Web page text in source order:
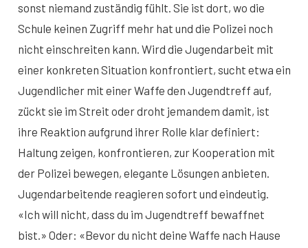
sonst niemand zuständig fühlt. Sie ist dort, wo die
Schule keinen Zugriff mehr hat und die Polizei noch
nicht einschreiten kann. Wird die Jugendarbeit mit
einer konkreten Situation konfrontiert, sucht etwa ein
Jugendlicher mit einer Waffe den Jugendtreff auf,
zückt sie im Streit oder droht jemandem damit, ist
ihre Reaktion aufgrund ihrer Rolle klar definiert:
Haltung zeigen, konfrontieren, zur Kooperation mit
der Polizei bewegen, elegante Lösungen anbieten.
Jugendarbeitende reagieren sofort und eindeutig.
«Ich will nicht, dass du im Jugendtreff bewaffnet
bist.» Oder: «Bevor du nicht deine Waffe nach Hause